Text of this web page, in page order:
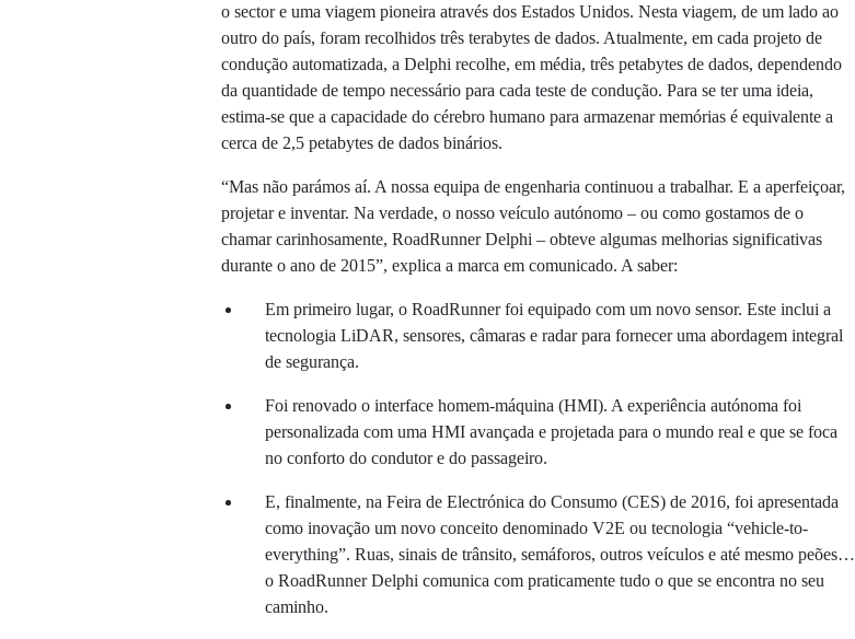
o sector e uma viagem pioneira através dos Estados Unidos. Nesta viagem, de um lado ao
outro do país, foram recolhidos três terabytes de dados. Atualmente, em cada projeto de
condução automatizada, a Delphi recolhe, em média, três petabytes de dados, dependendo
da quantidade de tempo necessário para cada teste de condução. Para se ter uma ideia,
estima-se que a capacidade do cérebro humano para armazenar memórias é equivalente a
cerca de 2,5 petabytes de dados binários.
“Mas não parámos aí. A nossa equipa de engenharia continuou a trabalhar. E a aperfeiçoar,
projetar e inventar. Na verdade, o nosso veículo autónomo – ou como gostamos de o
chamar carinhosamente, RoadRunner Delphi – obteve algumas melhorias significativas
durante o ano de 2015”, explica a marca em comunicado. A saber:
Em primeiro lugar, o RoadRunner foi equipado com um novo sensor. Este inclui a
tecnologia LiDAR, sensores, câmaras e radar para fornecer uma abordagem integral
de segurança.
Foi renovado o interface homem-máquina (HMI). A experiência autónoma foi
personalizada com uma HMI avançada e projetada para o mundo real e que se foca
no conforto do condutor e do passageiro.
E, finalmente, na Feira de Electrónica do Consumo (CES) de 2016, foi apresentada
como inovação um novo conceito denominado V2E ou tecnologia “vehicle-to-
everything”. Ruas, sinais de trânsito, semáforos, outros veículos e até mesmo peões…
o RoadRunner Delphi comunica com praticamente tudo o que se encontra no seu
caminho.